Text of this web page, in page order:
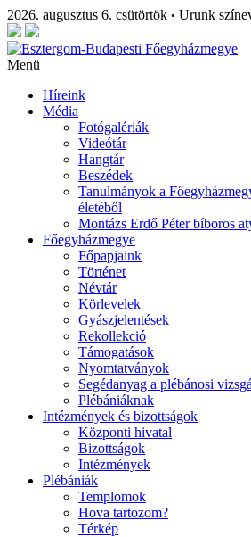
2026. augusztus 6. csütörtök • Urunk
Menü
Híreink
Média
Fotógalériák
Videótár
Hangtár
Beszédek
Tanulmányok a
életéből
Montázs Erdő Péter bíboros
Főegyházmegye
Főpapjaink
Történet
Névtár
Körlevelek
Gyászjelentések
Rekollekció
Támogatások
Nyomtatványok
Segédanyag a plébánosi
Plébániáknak
Intézmények és bizottságok
Központi hivatal
Bizottságok
Intézmények
Plébániák
Templomok
Hova tartozom?
Térkép